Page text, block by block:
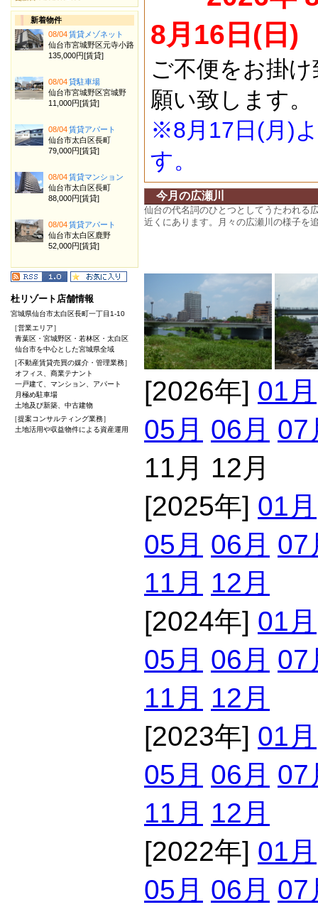
8月16日(日)
ご不便をお掛
願い致します。
※8月17日(月)
す。
今月の広瀬川
仙台の代名詞のひとつとしてうたわれる
近くにあります。月々の広瀬川の様子を
[2026年] 01月
05月 06月 07
11月 12月
[2025年] 01月
05月 06月 07
11月 12月
[2024年] 01月
05月 06月 07
11月 12月
[2023年] 01月
05月 06月 07
11月 12月
[2022年] 01月
05月 06月 07
新着物件
08/04賃貸メゾネット
仙台市宮城野区元寺小路
135,000円[賃貸]
08/04貸駐車場
仙台市宮城野区宮城野
11,000円[賃貸]
08/04賃貸アパート
仙台市太白区長町
79,000円[賃貸]
08/04賃貸マンション
仙台市太白区長町
88,000円[賃貸]
08/04賃貸アパート
仙台市太白区鹿野
52,000円[賃貸]
杜リゾート店舗情報
宮城県仙台市太白区長町一丁目1-10
［営業エリア］
青葉区・宮城野区・若林区・太白区
仙台市を中心とした宮城県全域
［不動産賃貸売買の媒介・管理業務］
オフィス、商業テナント
一戸建て、マンション、アパート
月極め駐車場
土地及び新築、中古建物
［提案コンサルティング業務］
土地活用や収益物件による資産運用